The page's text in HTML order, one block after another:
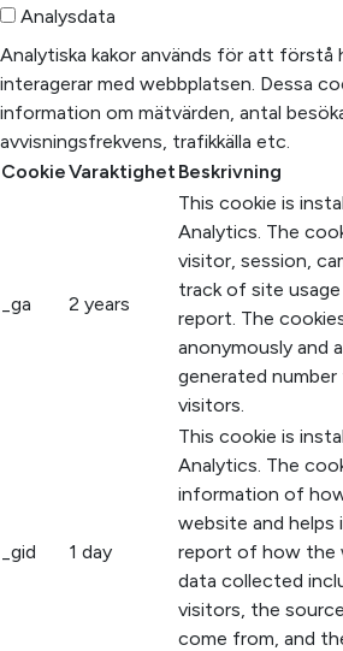
Analysdata
Analytiska kakor används för att förstå
interagerar med webbplatsen. Dessa
information om mätvärden, antal
avvisningsfrekvens, trafikkälla etc.
CookieVaraktighetBeskrivning
_ga 2 years
This cookie is
Analytics. The
visitor, session,
track of site
report. The
anonymously and
generated
visitors.
_gid 1 day
This cookie is
Analytics. The
information of
website and helps
report of how the
data collected
visitors, the
come from, and